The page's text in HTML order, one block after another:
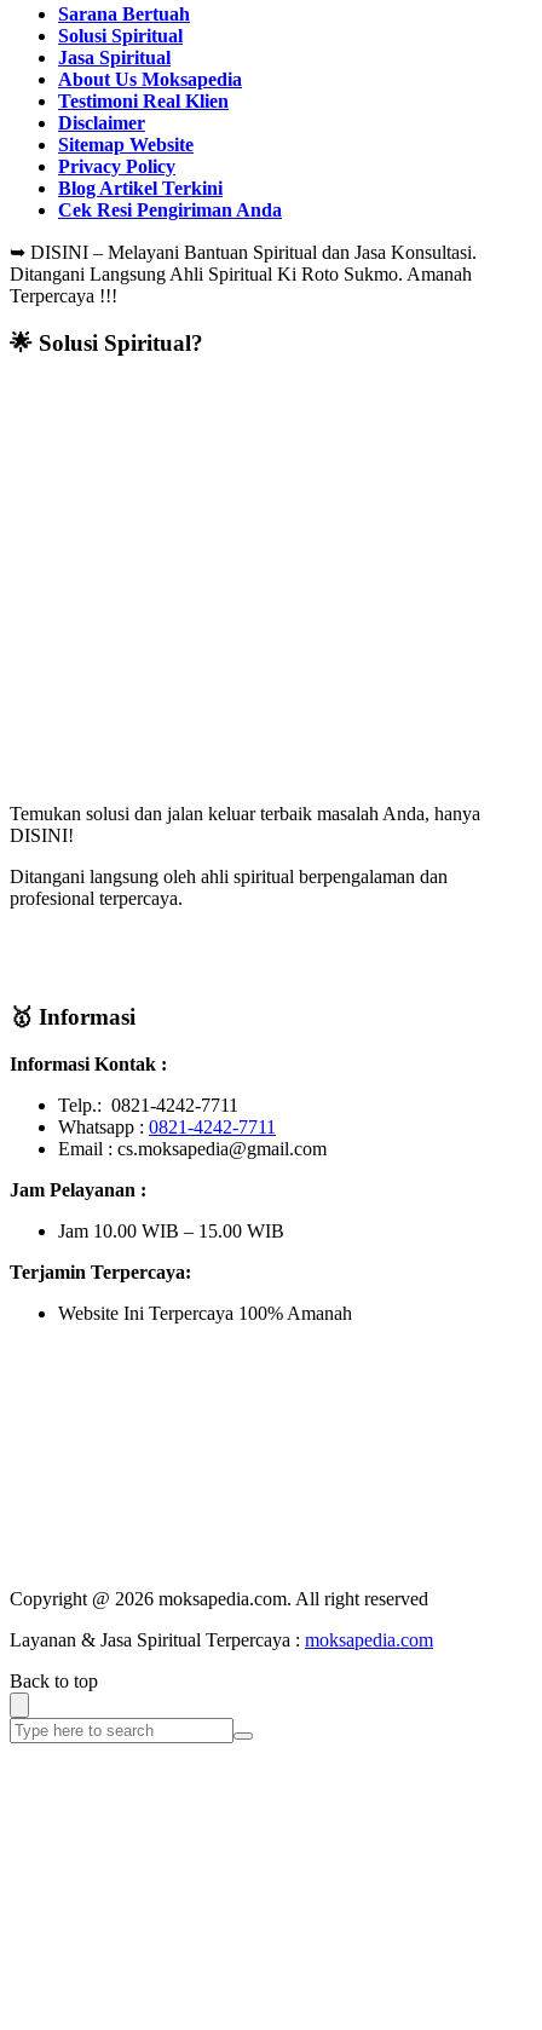
Sarana Bertuah
Solusi Spiritual
Jasa Spiritual
About Us Moksapedia
Testimoni Real Klien
Disclaimer
Sitemap Website
Privacy Policy
Blog Artikel Terkini
Cek Resi Pengiriman Anda
➥ DISINI – Melayani Bantuan Spiritual dan Jasa Konsultasi.
Ditangani Langsung Ahli Spiritual Ki Roto Sukmo. Amanah
Terpercaya !!!
🌟 Solusi Spiritual?
Temukan solusi dan jalan keluar terbaik masalah Anda, hanya
DISINI!
Ditangani langsung oleh ahli spiritual berpengalaman dan
profesional terpercaya.
🥇 Informasi
Informasi Kontak :
Telp.: 0821-4242-7711
Whatsapp : 0821-4242-7711
Email : cs.moksapedia@gmail.com
Jam Pelayanan :
Jam 10.00 WIB – 15.00 WIB
Terjamin Terpercaya:
Website Ini Terpercaya 100% Amanah
Copyright @ 2026 moksapedia.com. All right reserved
Layanan & Jasa Spiritual Terpercaya : moksapedia.com
Back to top